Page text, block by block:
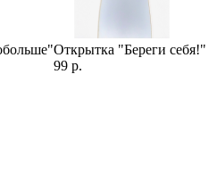
Открытка "Береги себя!"
99 р.